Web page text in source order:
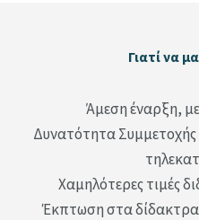
Παράλειψη Γιατί να μαςΓιατί να
Άμεση έναρξη,
Δυνατότητα
Χαμηλότερες τιμές
Έκπτωση στα